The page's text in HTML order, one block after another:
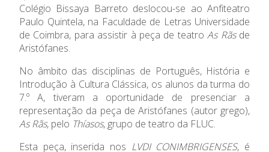
O Colégio
Colaboradores Não
Docentes
Instalações
Ofertas de emprego
Regulamentos
Jornal “O Coreto”
Privacidade
Oferta Formativa
Sala de Estudo
Atividades de Interrupção
Letiva
Academia de LínguasEnsino Profissional
Termalismo
Curso de Técnico/a de Apoio
à Família e à Comunidade
Ano Letivo
de Educação
SIGE
Secretariado de Exames
Admissão
Colégio Bissaya Barreto deslocou-se ao Anfiteatro
Paulo Quintela, na Faculdade de Letras Universidade
de Coimbra, para assistir à peça de teatroAs Rãsde
Aristófanes.
No âmbito das disciplinas de Português, História e
Introdução à Cultura Clássica, os alunos da turma do
7.º A, tiveram a oportunidade de presenciar a
representação da peça de Aristófanes (autor grego),
As Rãs, pelo Thíasos, grupo de teatro da FLUC.
Esta peça, inserida nos LVDI CONIMBRIGENSES, é